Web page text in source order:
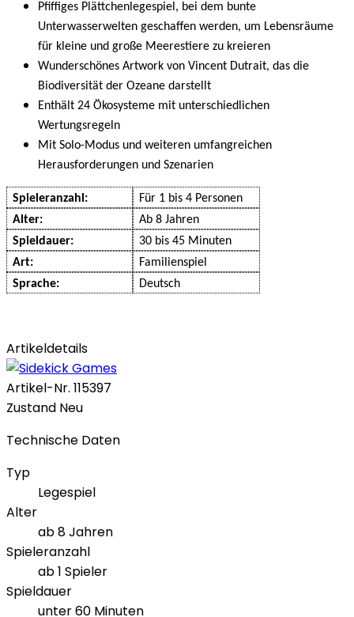
Pfiffiges Plättchenlegespiel, bei dem bunte
Unterwasserwelten geschaffen werden, um Lebensräume
für kleine und große Meerestiere zu kreieren
Wunderschönes Artwork von Vincent Dutrait, das die
Biodiversität der Ozeane darstellt
Enthält 24 Ökosysteme mit unterschiedlichen
Wertungsregeln
Mit Solo-Modus und weiteren umfangreichen
Herausforderungen und Szenarien
Spieleranzahl: Für 1 bis 4 Personen
Alter:
Ab8 Jahren
Spieldauer:
30 bis 45 Minuten
Art:
Familienspiel
Sprache:
Deutsch
Artikeldetails
Artikel-Nr. 115397
Zustand Neu
Technische Daten
Typ
Legespiel
Alter
ab 8 Jahren
Spieleranzahl
ab 1 Spieler
Spieldauer
unter 60 Minuten